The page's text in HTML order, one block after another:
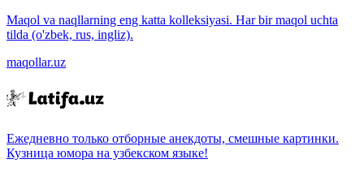
Maqol va naqllarning eng katta kolleksiyasi. Har bir maqol uchta
tilda (o'zbek, rus, ingliz).
maqollar.uz
Ежедневно только отборные анекдоты, смешные картинки.
Кузница юмора на узбекском языке!